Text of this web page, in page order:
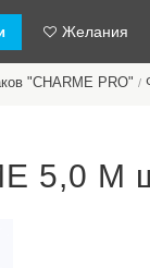
Желания
"CHARME PRO" /
5,0 М